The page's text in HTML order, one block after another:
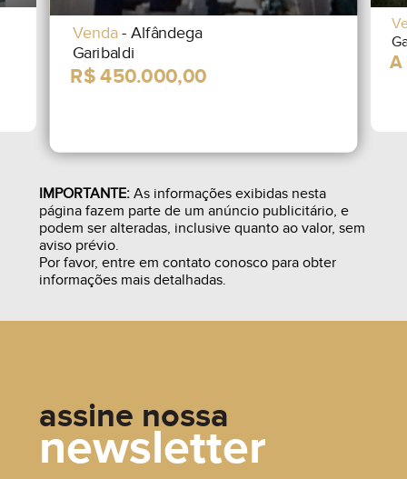
Venda - Alfândega
Garibaldi
IMPORTANTE:As informações exibidas nesta
página fazem parte de um anúncio publicitário, e
podem ser alteradas, inclusive quanto ao valor, sem
aviso prévio.
Por favor, entre em contato conosco para obter
informações mais detalhadas.
assine nossa
newsletter